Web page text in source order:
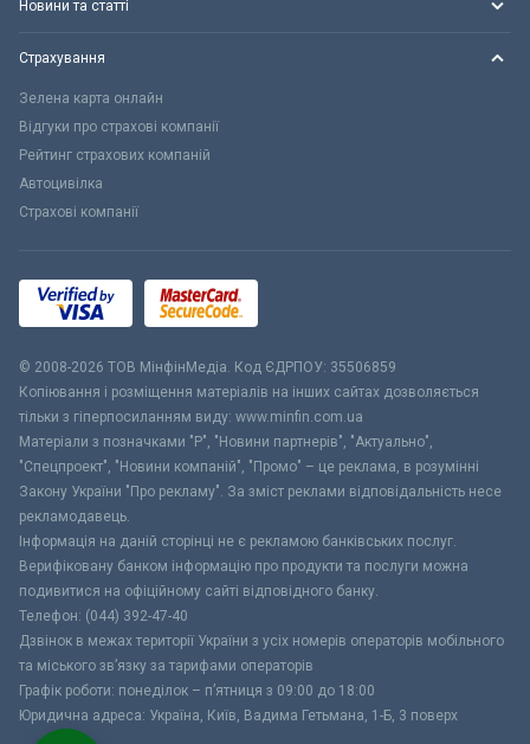
Новини та статті
Страхування
Зелена карта онлайн
Відгуки про страхові компанії
Рейтинг страхових компаній
Автоцивілка
Страхові компанії
© 2008-2026 ТОВ МiнфiнМедiа. Код ЄДРПОУ: 35506859
Копіювання і розміщення матеріалів на інших сайтах дозволяється
тільки з гіперпосиланням виду: www.minfin.com.ua
Матеріали з позначками "Р", "Новини партнерів", "Актуально",
"Спецпроект", "Новини компаній", "Промо" – це реклама, в розумінні
Закону України "Про рекламу". За зміст реклами відповідальність несе
рекламодавець.
Інформація на даній сторінці не є рекламою банківських послуг.
Верифіковану банком інформацію про продукти та послуги можна
подивитися на офіційному сайті відповідного банку.
Телефон: (044) 392-47-40
Дзвінок в межах території України з усіх номерів операторів мобільного
та міського зв’язку за тарифами операторів
Графік роботи: понеділок – п’ятниця з 09:00 до 18:00
Юридична адреса: Україна, Київ, Вадима Гетьмана, 1-Б, 3 поверх